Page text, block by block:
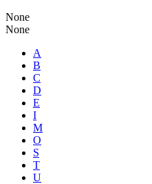
None
None
A
B
C
D
E
I
M
O
S
T
U